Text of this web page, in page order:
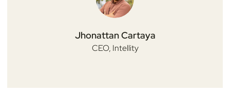
Jhonattan Cartaya
CEO, Intellity